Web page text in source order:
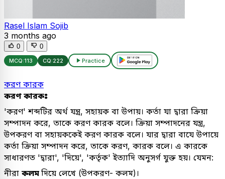
Rasel Islam Sojib
3 months ago
0 0
MCQ:113 CQ:222 Practice
করণ কারক
করণ কারকঃ
'করণ' শব্দটির অর্থ যন্ত্র, সহায়ক বা উপায়। কর্তা যা দ্বারা ক্রিয়া
সম্পাদন করে, তাকে করণ কারক বলে। ক্রিয়া সম্পাদনের যন্ত্র,
উপকরণ বা সহায়ককেই করণ কারক বলে। যার দ্বারা বাযে উপায়ে
কর্তা ক্রিয়া সম্পাদন করে, তাকে করণ, কারক বলে। এ কারকে
সাধারণত 'দ্বারা', 'দিয়ে', 'কর্তৃক' ইত্যাদি অনুসর্গ যুক্ত হয়। যেমন:
নীরা কলম দিয়ে লেখে (উপকরণ- কলম)।